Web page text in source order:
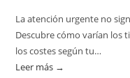
de
calderas:
La atención urgente no
Descubre cómo varían los
los costes según tu…
Leer más →